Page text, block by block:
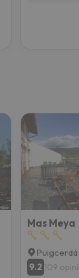
Mas Meya
Puigcerdà
9.2 109